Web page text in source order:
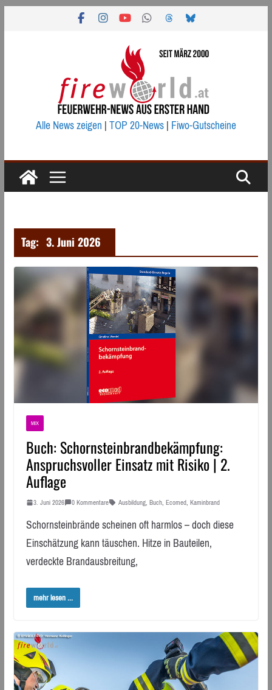
Alle News zeigen|TOP 20-News|Fiwo-Gutscheine
Tag: 3. Juni 2026
MIX
Buch: Schornsteinbrandbekämpfung:
Anspruchsvoller Einsatz mit Risiko | 2.
Auflage
3. Juni 2026 0 Kommentare Ausbildung, Buch, Ecomed, Kaminbrand
Schornsteinbrände scheinen oft harmlos – doch diese
Einschätzung kann täuschen. Hitze in Bauteilen,
verdeckte Brandausbreitung,
mehr lesen ...